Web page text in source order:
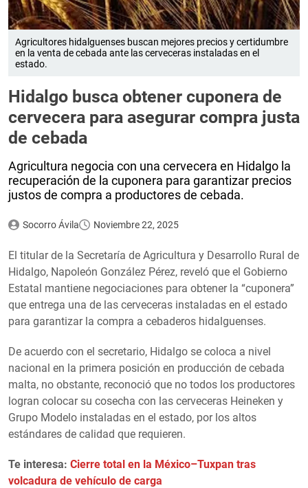
Agricultores hidalguenses buscan mejores precios y certidumbre
en la venta de cebada ante las cerveceras instaladas en el
estado.
Hidalgo busca obtener cuponera de
cervecera para asegurar compra justa
de cebada
Agricultura negocia con una cervecera en Hidalgo la
recuperación de la cuponera para garantizar precios
justos de compra a productores de cebada.
Socorro Ávila Noviembre 22, 2025
El titular de la Secretaría de Agricultura y Desarrollo Rural de
Hidalgo, Napoleón González Pérez, reveló que el Gobierno
Estatal mantiene negociaciones para obtener la “cuponera”
que entrega una de las cerveceras instaladas en el estado
para garantizar la compra a cebaderos hidalguenses.
De acuerdo con el secretario, Hidalgo se coloca a nivel
nacional en la primera posición en producción de cebada
malta, no obstante, reconoció que no todos los productores
logran colocar su cosecha con las cerveceras Heineken y
Grupo Modelo instaladas en el estado, por los altos
estándares de calidad que requieren.
Te interesa: Cierre total en la México–Tuxpan tras
volcadura de vehículo de carga